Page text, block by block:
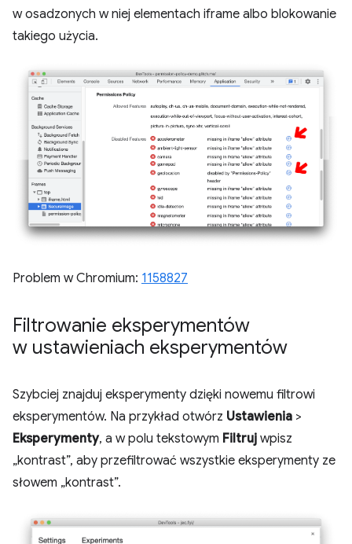
w osadzonych w niej elementach iframe albo blokowanie
takiego użycia.
Problem w Chromium: 1158827
Filtrowanie eksperymentów
w ustawieniach eksperymentów
Szybciej znajduj eksperymenty dzięki nowemu filtrowi
eksperymentów. Na przykład otwórz Ustawienia >
Eksperymenty, a w polu tekstowym Filtruj wpisz
„kontrast”, aby przefiltrować wszystkie eksperymenty ze
słowem „kontrast”.